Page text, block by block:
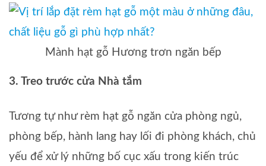
Mành hạt gỗ Hương trơn ngăn bếp
3. Treo trước cửa Nhà tắm
Tương tự như rèm hạt gỗ ngăn cửa phòng ngủ,
phòng bếp, hành lang hay lối đi phòng khách, chủ
yếu để xử lý những bố cục xấu trong kiến trúc